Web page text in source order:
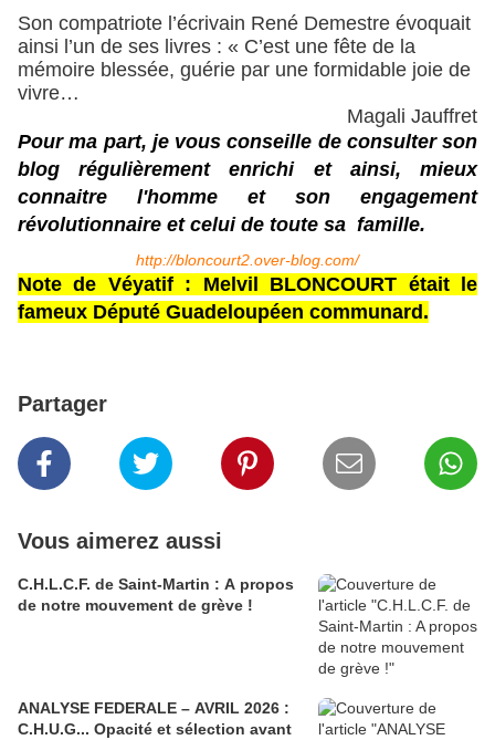
Son compatriote l’écrivain René Demestre évoquait
ainsi l’un de ses livres : « C’est une fête de la
mémoire blessée, guérie par une formidable joie de
vivre…
Magali Jauffret
Pour ma part, je vous conseille de consulter son
blog régulièrement enrichi et ainsi, mieux
connaitre l'homme et son engagement
révolutionnaire et celui de toute sa famille.
http://bloncourt2.over-blog.com/
Note de Véyatif : Melvil BLONCOURT était le
fameux Député Guadeloupéen communard.
Partager
Vous aimerez aussi
C.H.L.C.F. de Saint-Martin : A propos
de notre mouvement de grève !
ANALYSE FEDERALE – AVRIL 2026 :
C.H.U.G... Opacité et sélection avant